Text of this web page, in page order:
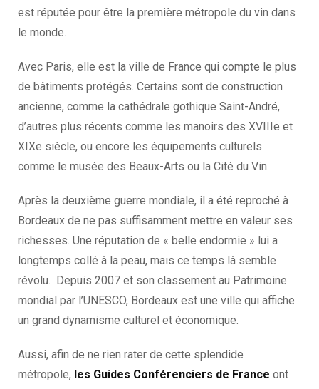
est réputée pour être la première métropole du vin dans
le monde.
Avec Paris, elle est la ville de France qui compte le plus
de bâtiments protégés. Certains sont de construction
ancienne, comme la cathédrale gothique Saint-André,
d’autres plus récents comme les manoirs des XVIIIe et
XIXe siècle, ou encore les équipements culturels
comme le musée des Beaux-Arts ou la Cité du Vin.
Après la deuxième guerre mondiale, il a été reproché à
Bordeaux de ne pas suffisamment mettre en valeur ses
richesses. Une réputation de « belle endormie » lui a
longtemps collé à la peau, mais ce temps là semble
révolu. Depuis 2007 et son classement au Patrimoine
mondial par l’UNESCO, Bordeaux est une ville qui affiche
un grand dynamisme culturel et économique.
Aussi, afin de ne rien rater de cette splendide
métropole, les Guides Conférenciers de France ont